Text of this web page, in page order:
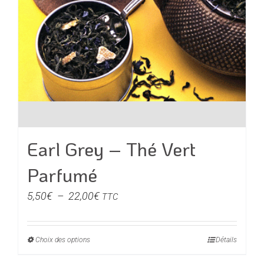
du
produit
Earl Grey – Thé Vert
Parfumé
5,50€ – 22,00€Plage
prix :
TTC
Choix des optionsCe
Détails